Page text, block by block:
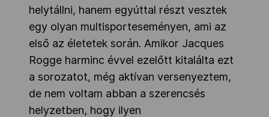
helytállni, hanem egyúttal részt vesztek
egy olyan multisporteseményen, ami az
első az életetek során. Amikor Jacques
Rogge harminc évvel ezelőtt kitalálta ezt
a sorozatot, még aktívan versenyeztem,
de nem voltam abban a szerencsés
helyzetben, hogy ilyen